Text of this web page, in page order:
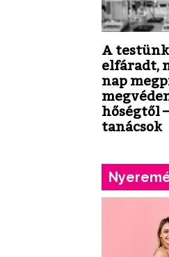
A
elfáradt,
nap
hőségtől
tanácsok